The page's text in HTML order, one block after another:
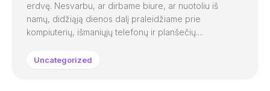
erdvę. Nesvarbu, ar dirbame biure, ar nuotoliu iš
namų, didžiąją dienos dalį praleidžiame prie
kompiuterių, išmaniųjų telefonų ir planšečių....
Uncategorized